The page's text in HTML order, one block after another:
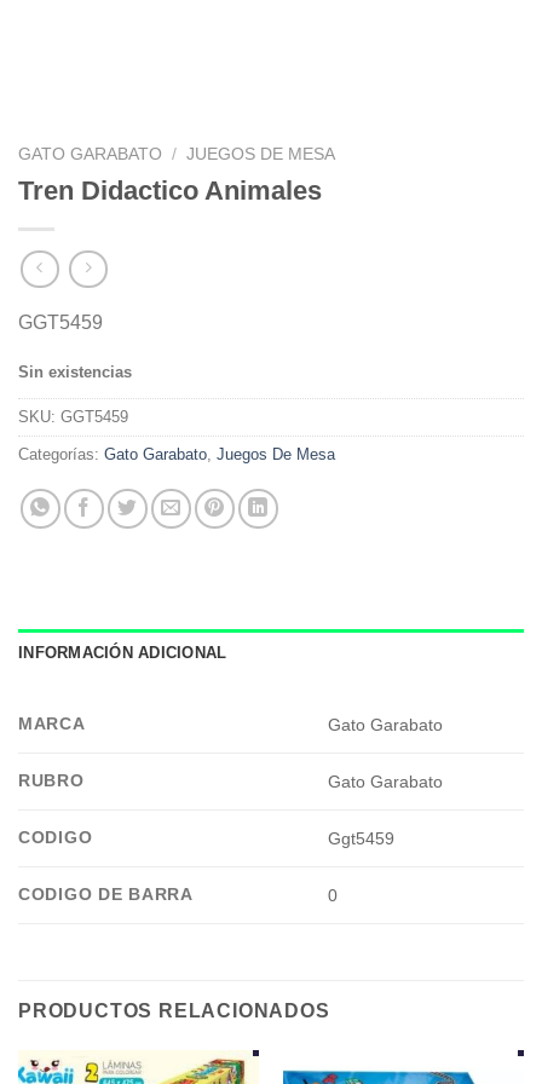
GATO GARABATO / JUEGOS DE MESA
Tren Didactico Animales
GGT5459
Sin existencias
SKU: GGT5459
Categorías: Gato Garabato, Juegos De Mesa
INFORMACIÓN ADICIONAL
MARCA Gato Garabato
RUBRO Gato Garabato
CODIGO Ggt5459
CODIGO DE BARRA 0
PRODUCTOS RELACIONADOS